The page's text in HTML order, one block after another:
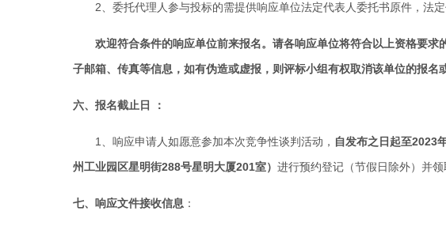
2 、委托代理人参与投标的需提供响应单位法定代表人委托书原件，法
欢迎符合条件的响应单位前来报名。请各响应单位将符合以上资格要
子邮箱、传真等信息，如有伪造或虚报，则评标小组有权取消该单位的报名
六、报名截止日 ：
1 、响应申请人如愿意参加本次竞争性谈判活动， 自发布之日起至2023
州工业园区星明街288号星明大厦201室） 进行预约登记（节假日除外）并
七、响应文件接收信息 ：